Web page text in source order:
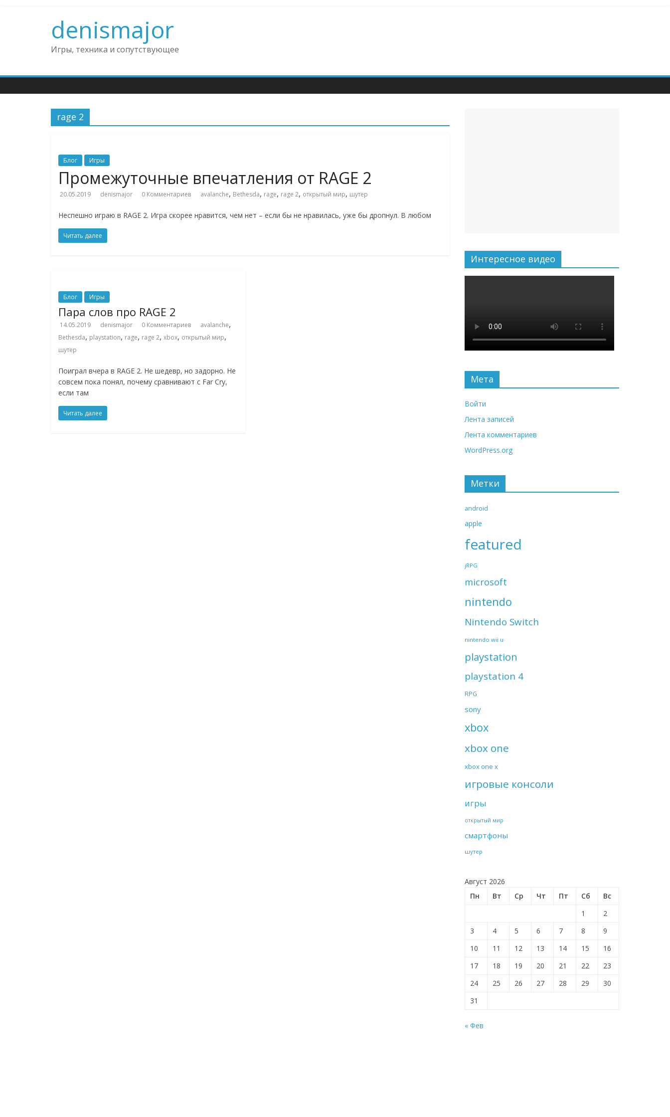
denismajor
Игры, техника и сопутствующее
rage 2
Блог Игры
Промежуточные впечатления от RAGE 2
20.05.2019 denismajor 0 Комментариев avalanche, Bethesda, rage, rage 2, открытый мир, шутер
Неспешно играю в RAGE 2. Игра скорее нравится, чем нет – если бы не нравилась, уже бы дропнул. В любом
Читать далее
Блог Игры
Пара слов про RAGE 2
14.05.2019 denismajor 0 Комментариев avalanche,
Bethesda, playstation, rage, rage 2, xbox, открытый мир,
шутер
Поиграл вчера в RAGE 2. Не шедевр, но задорно. Не
совсем пока понял, почему сравнивают с Far Cry,
если там
Читать далее
Интересное видео
Мета
Войти
Лента записей
Лента комментариев
WordPress.org
Метки
android
apple
featured
jRPG
microsoft
nintendo
Nintendo Switch
nintendo wii u
playstation
playstation 4
RPG
sony
xbox
xbox one
xbox one x
игровые консоли
игры
открытый мир
смартфоны
шутер
Август 2026
Пн
Вт Ср Чт Пт Сб
Вс
1
2
3
4 5 6 7 8
9
10
11 12 13 14 15
16
17
18 19 20 21 22
23
24
25 26 27 28 29
30
31
« Фев